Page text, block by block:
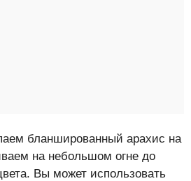
бланшированный арахис на
на небольшом огне до
Вы может использовать